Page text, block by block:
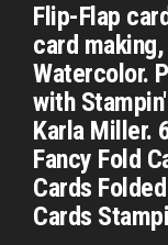
Flip-Flap
card
Watercolor.
with
Karla Miller.
Fancy Fold
Cards
Cards